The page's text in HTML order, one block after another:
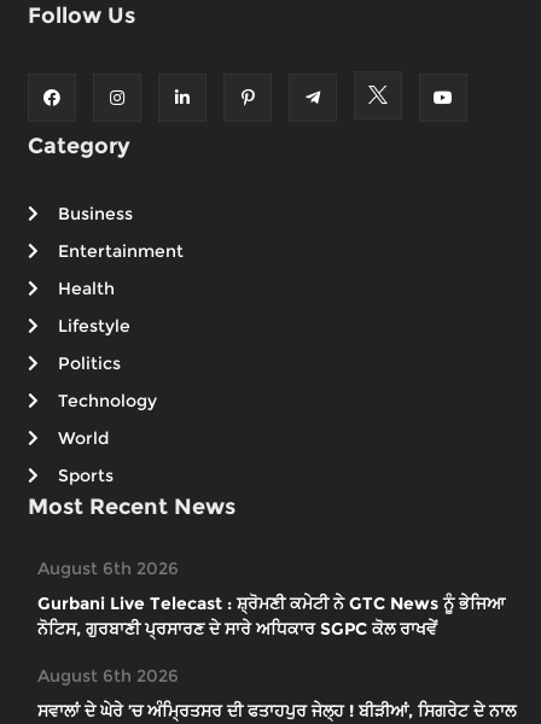
Follow Us
Category
Business
Entertainment
Health
Lifestyle
Politics
Technology
World
Sports
Most Recent News
August 6th 2026
Gurbani Live Telecast : ਸ਼੍ਰੋਮਣੀ ਕਮੇਟੀ ਨੇ GTC News ਨੂੰ ਭੇਜਿਆ
ਨੋਟਿਸ, ਗੁਰਬਾਣੀ ਪ੍ਰਸਾਰਣ ਦੇ ਸਾਰੇ ਅਧਿਕਾਰ SGPC ਕੋਲ ਰਾਖਵੇਂ
August 6th 2026
ਸਵਾਲਾਂ ਦੇ ਘੇਰੇ ’ਚ ਅੰਮ੍ਰਿਤਸਰ ਦੀ ਫਤਾਹਪੁਰ ਜੇਲ੍ਹ ! ਬੀੜੀਆਂ, ਸਿਗਰੇਟ ਦੇ ਨਾਲ